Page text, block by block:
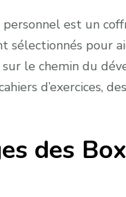
est un
sélectionnés pour
le chemin du
d’exercices,
des